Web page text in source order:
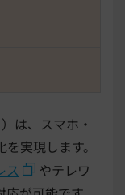
は、スマホ・
実現します。
ス
やテレワ